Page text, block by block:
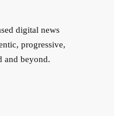
digital news
progressive,
and beyond.